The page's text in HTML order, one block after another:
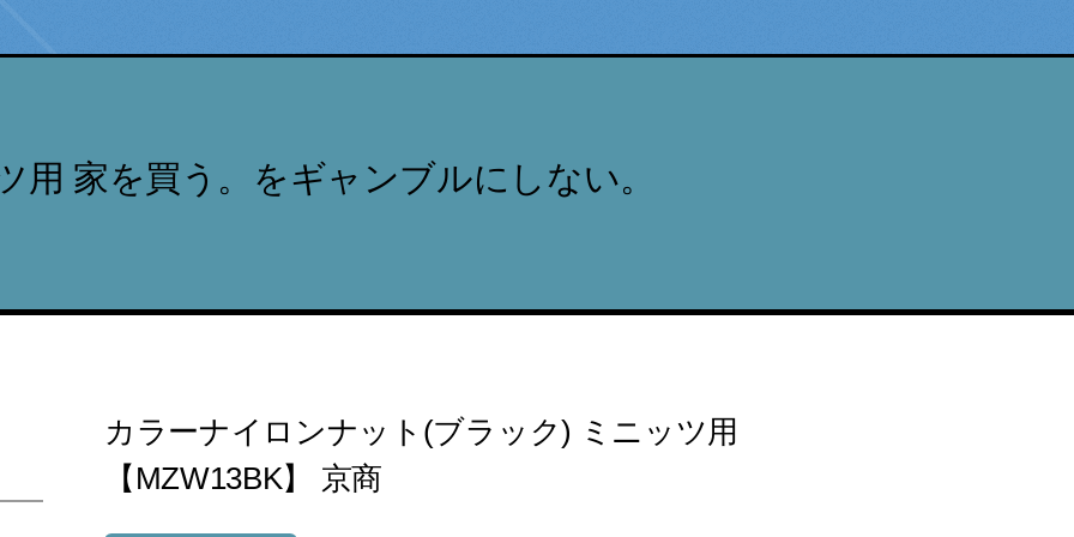
用 家を買う。をギャンブルにしない。
カラーナイロンナット(ブラック) ミニッツ用
【MZW13BK】 京商